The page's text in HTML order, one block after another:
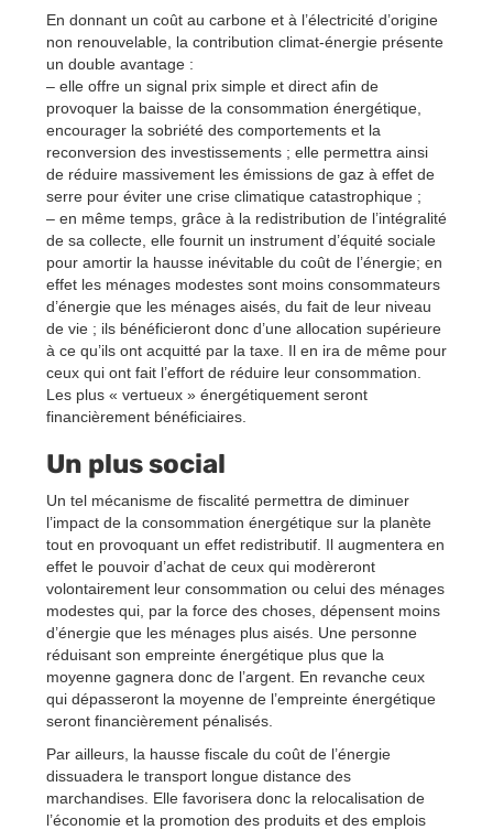
En donnant un coût au carbone et à l’électricité d’origine
non renouvelable, la contribution climat-énergie présente
un double avantage :
– elle offre un signal prix simple et direct afin de
provoquer la baisse de la consommation énergétique,
encourager la sobriété des comportements et la
reconversion des investissements ; elle permettra ainsi
de réduire massivement les émissions de gaz à effet de
serre pour éviter une crise climatique catastrophique ;
– en même temps, grâce à la redistribution de l’intégralité
de sa collecte, elle fournit un instrument d’équité sociale
pour amortir la hausse inévitable du coût de l’énergie; en
effet les ménages modestes sont moins consommateurs
d’énergie que les ménages aisés, du fait de leur niveau
de vie ; ils bénéficieront donc d’une allocation supérieure
à ce qu’ils ont acquitté par la taxe. Il en ira de même pour
ceux qui ont fait l’effort de réduire leur consommation.
Les plus « vertueux » énergétiquement seront
financièrement bénéficiaires.
Un plus social
Un tel mécanisme de fiscalité permettra de diminuer
l’impact de la consommation énergétique sur la planète
tout en provoquant un effet redistributif. Il augmentera en
effet le pouvoir d’achat de ceux qui modèreront
volontairement leur consommation ou celui des ménages
modestes qui, par la force des choses, dépensent moins
d’énergie que les ménages plus aisés. Une personne
réduisant son empreinte énergétique plus que la
moyenne gagnera donc de l’argent. En revanche ceux
qui dépasseront la moyenne de l’empreinte énergétique
seront financièrement pénalisés.
Par ailleurs, la hausse fiscale du coût de l’énergie
dissuadera le transport longue distance des
marchandises. Elle favorisera donc la relocalisation de
l’économie et la promotion des produits et des emplois